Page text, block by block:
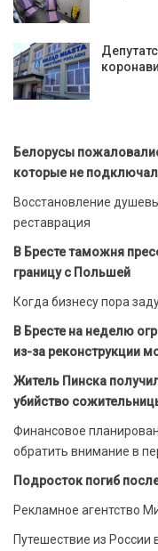
Белорусы
которые не
Восстановление
реставрация
В Бресте таможня
границу с Польшей
Когда бизнесу пора
В Бресте на неделю
из-за реконструкции
Житель Пинска
убийство
Финансовое
обратить внимание в
Подросток погиб
Рекламное агентство
Путешествие из России